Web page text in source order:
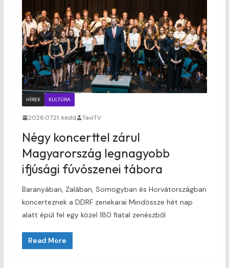
HÍREK KULTÚRA
2026.07.21. kedd TaviTV
Négy koncerttel zárul
Magyarország legnagyobb
ifjúsági fúvószenei tábora
Baranyában, Zalában, Somogyban és Horvátországban
koncerteznek a DDRF zenekarai Mindössze hét nap
alatt épül fel egy közel 180 fiatal zenészből
Read More